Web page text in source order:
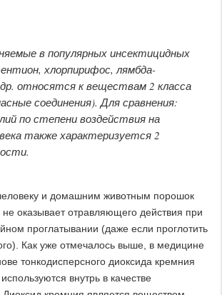
в популярных инсектицидных
хлорпирифос, лямбда-
относятся к веществам 2 класса
соединения). Для сравнения:
по степени воздействия на
также характеризуется 2
и домашним животным порошок
не оказывает отравляющего действия при
проглатывании (даже если проглотить
Как уже отмечалось выше, в медицине
тонкодисперсного диоксида кремния
внутрь в качестве